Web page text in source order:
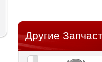
Другие